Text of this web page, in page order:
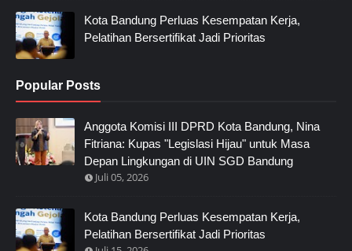
Kota Bandung Perluas Kesempatan Kerja,
Pelatihan Bersertifikat Jadi Prioritas
Popular Posts
Anggota Komisi III DPRD Kota Bandung, Nina
Fitriana: Kupas "Legislasi Hijau" untuk Masa
Depan Lingkungan di UIN SGD Bandung
Juli 05, 2026
Kota Bandung Perluas Kesempatan Kerja,
Pelatihan Bersertifikat Jadi Prioritas